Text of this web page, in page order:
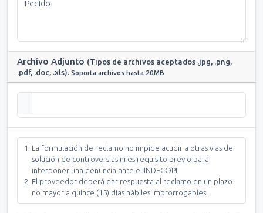
Pedido
Archivo Adjunto (Tipos de archivos aceptados .jpg, .png,
.pdf, .doc, .xls). Soporta archivos hasta 20MB
La formulación de reclamo no impide acudir a otras vias de
solución de controversias ni es requisito previo para
interponer una denuncia ante el INDECOPI
El proveedor deberá dar respuesta al reclamo en un plazo
no mayor a quince (15) días hábiles improrrogables.